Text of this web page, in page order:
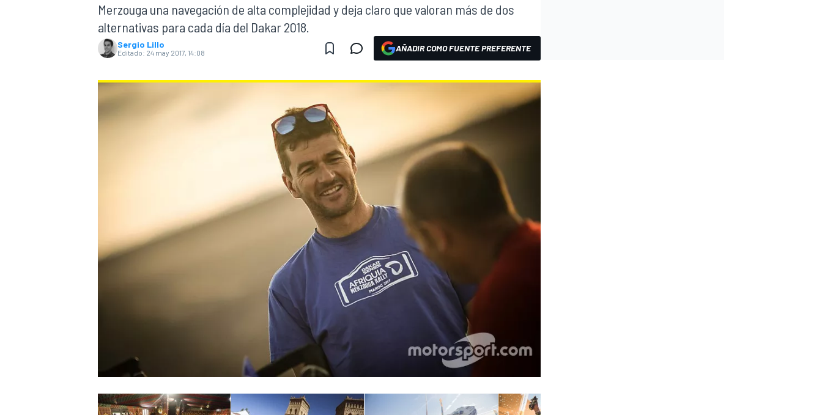
Merzouga una navegación de alta complejidad y deja claro que valoran más de dos
alternativas para cada día del Dakar 2018.
Sergio Lillo
Editado: 24 may 2017, 14:08 AÑADIR COMO FUENTE PREFERENTE